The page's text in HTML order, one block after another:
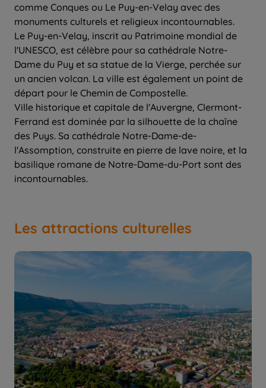
comme Conques ou Le Puy-en-Velay avec des
monuments culturels et religieux incontournables.
Le Puy-en-Velay, inscrit au Patrimoine mondial de
l'UNESCO, est célèbre pour sa cathédrale Notre-
Dame du Puy et sa statue de la Vierge, perchée sur
un ancien volcan. La ville est également un point de
départ pour le Chemin de Compostelle.
Ville historique et capitale de l'Auvergne, Clermont-
Ferrand est dominée par la silhouette de la chaîne
des Puys. Sa cathédrale Notre-Dame-de-
l'Assomption, construite en pierre de lave noire, et la
basilique romane de Notre-Dame-du-Port sont des
Les attractions culturelles